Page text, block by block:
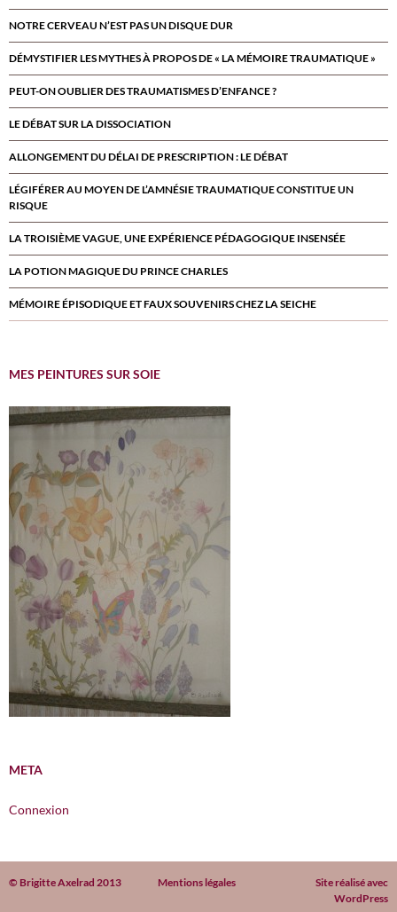
NOTRE CERVEAU N’EST PAS UN DISQUE DUR
DÉMYSTIFIER LES MYTHES À PROPOS DE « LA MÉMOIRE TRAUMATIQUE »
PEUT-ON OUBLIER DES TRAUMATISMES D’ENFANCE ?
LE DÉBAT SUR LA DISSOCIATION
ALLONGEMENT DU DÉLAI DE PRESCRIPTION : LE DÉBAT
LÉGIFÉRER AU MOYEN DE L’AMNÉSIE TRAUMATIQUE CONSTITUE UN
RISQUE
LA TROISIÈME VAGUE, UNE EXPÉRIENCE PÉDAGOGIQUE INSENSÉE
LA POTION MAGIQUE DU PRINCE CHARLES
MÉMOIRE ÉPISODIQUE ET FAUX SOUVENIRS CHEZ LA SEICHE
MES PEINTURES SUR SOIE
META
Connexion
© Brigitte Axelrad 2013 Mentions légales
Site réalisé avec
WordPress